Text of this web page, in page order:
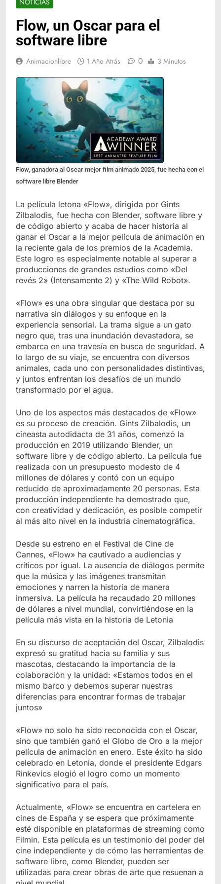
NOTICIAS
Flow, un Oscar para el
software libre
Animacionlibre 1 Año Atrás 0 3 Minutos
Flow, ganadora al Oscar mejor film animado 2025, fue hecha con el
software libre Blender
La película letona «Flow», dirigida por Gints
Zilbalodis, fue hecha con Blender, software libre y
de código abierto y acaba de hacer historia al
ganar el Oscar a la mejor película de animación en
la reciente gala de los premios de la Academia.
Este logro es especialmente notable al superar a
producciones de grandes estudios como «Del
revés 2» (Intensamente 2) y «The Wild Robot».
«Flow» es una obra singular que destaca por su
narrativa sin diálogos y su enfoque en la
experiencia sensorial. La trama sigue a un gato
negro que, tras una inundación devastadora, se
embarca en una travesía en busca de seguridad. A
lo largo de su viaje, se encuentra con diversos
animales, cada uno con personalidades distintivas,
y juntos enfrentan los desafíos de un mundo
transformado por el agua.
Uno de los aspectos más destacados de «Flow»
es su proceso de creación. Gints Zilbalodis, un
cineasta autodidacta de 31 años, comenzó la
producción en 2019 utilizando Blender, un
software libre y de código abierto. La película fue
realizada con un presupuesto modesto de 4
millones de dólares y contó con un equipo
reducido de aproximadamente 20 personas. Esta
producción independiente ha demostrado que,
con creatividad y dedicación, es posible competir
al más alto nivel en la industria cinematográfica.
Desde su estreno en el Festival de Cine de
Cannes, «Flow» ha cautivado a audiencias y
críticos por igual. La ausencia de diálogos permite
que la música y las imágenes transmitan
emociones y narren la historia de manera
inmersiva. La película ha recaudado 20 millones
de dólares a nivel mundial, convirtiéndose en la
película más vista en la historia de Letonia
En su discurso de aceptación del Oscar, Zilbalodis
expresó su gratitud hacia su familia y sus
mascotas, destacando la importancia de la
colaboración y la unidad: «Estamos todos en el
mismo barco y debemos superar nuestras
diferencias para encontrar formas de trabajar
juntos»
«Flow» no solo ha sido reconocida con el Oscar,
sino que también ganó el Globo de Oro a la mejor
película de animación en enero. Este éxito ha sido
celebrado en Letonia, donde el presidente Edgars
Rinkevics elogió el logro como un momento
significativo para el país.
Actualmente, «Flow» se encuentra en cartelera en
cines de España y se espera que próximamente
esté disponible en plataformas de streaming como
Filmin. Esta película es un testimonio del poder del
cine independiente y de cómo las herramientas de
software libre, como Blender, pueden ser
utilizadas para crear obras de arte que resuenan a